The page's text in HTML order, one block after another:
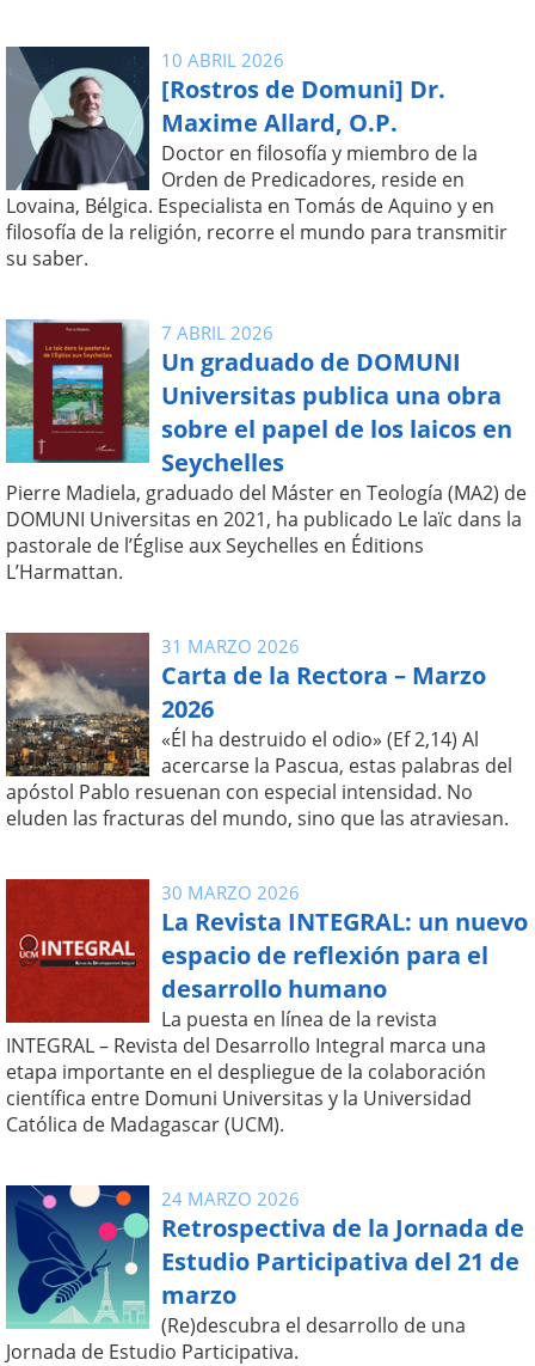
10 ABRIL 2026
[Rostros de Domuni] Dr.
Maxime Allard, O.P.
Doctor en filosofía y miembro de la
Orden de Predicadores, reside en
Lovaina, Bélgica. Especialista en Tomás de Aquino y en
filosofía de la religión, recorre el mundo para transmitir
su saber.
7 ABRIL 2026
Un graduado de DOMUNI
Universitas publica una obra
sobre el papel de los laicos en
Seychelles
Pierre Madiela, graduado del Máster en Teología (MA2) de
DOMUNI Universitas en 2021, ha publicado Le laïc dans la
pastorale de l’Église aux Seychelles en Éditions
L’Harmattan.
31 MARZO 2026
Carta de la Rectora – Marzo
2026
«Él ha destruido el odio» (Ef 2,14) Al
acercarse la Pascua, estas palabras del
apóstol Pablo resuenan con especial intensidad. No
eluden las fracturas del mundo, sino que las atraviesan.
30 MARZO 2026
La Revista INTEGRAL: un nuevo
espacio de reflexión para el
desarrollo humano
La puesta en línea de la revista
INTEGRAL – Revista del Desarrollo Integral marca una
etapa importante en el despliegue de la colaboración
científica entre Domuni Universitas y la Universidad
Católica de Madagascar (UCM).
24 MARZO 2026
Retrospectiva de la Jornada de
Estudio Participativa del 21 de
marzo
(Re)descubra el desarrollo de una
Jornada de Estudio Participativa.